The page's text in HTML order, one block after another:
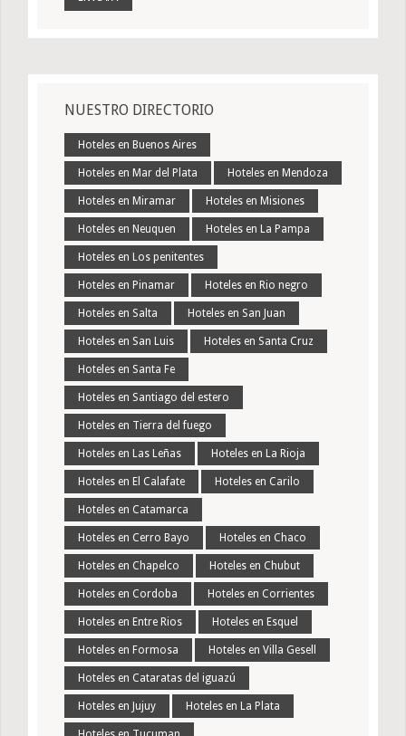
NUESTRO DIRECTORIO
Hoteles en Buenos Aires
Hoteles en Mar del Plata Hoteles en Mendoza
Hoteles en Miramar Hoteles en Misiones
Hoteles en Neuquen Hoteles en La Pampa
Hoteles en Los penitentes
Hoteles en Pinamar Hoteles en Rio negro
Hoteles en Salta Hoteles en San Juan
Hoteles en San Luis Hoteles en Santa Cruz
Hoteles en Santa Fe
Hoteles en Santiago del estero
Hoteles en Tierra del fuego
Hoteles en Las Leñas Hoteles en La Rioja
Hoteles en El Calafate Hoteles en Carilo
Hoteles en Catamarca
Hoteles en Cerro Bayo Hoteles en Chaco
Hoteles en Chapelco Hoteles en Chubut
Hoteles en Cordoba Hoteles en Corrientes
Hoteles en Entre Rios Hoteles en Esquel
Hoteles en Formosa Hoteles en Villa Gesell
Hoteles en Cataratas del iguazú
Hoteles en Jujuy Hoteles en La Plata